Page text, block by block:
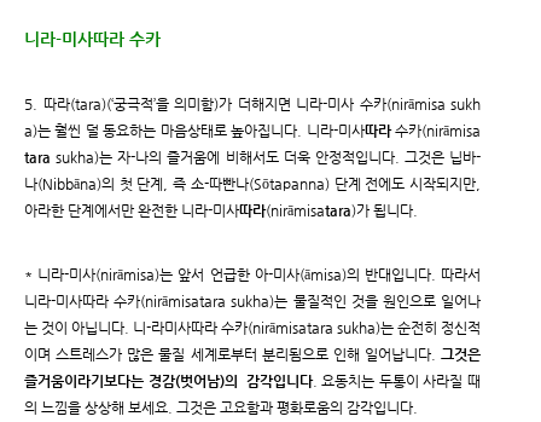
니라-미사따라 수카
5. 따라(tara)(‘궁극적’을 의미함)가 더해지면 니라-미사 수카(nirāmisa sukh
a)는 훨씬 덜 동요하는 마음상태로 높아집니다. 니라-미사따라수카(nirāmisa
tara sukha)는 자-나의 즐거움에 비해서도 더욱 안정적입니다. 그것은 닙바-
나(Nibbāna)의 첫 단계, 즉 소-따빤나(Sōtapanna) 단계 전에도 시작되지만,
아라한 단계에서만 완전한 니라-미사따라(nirāmisatara)가 됩니다.
* 니라-미사(nirāmisa)는 앞서 언급한 아-미사(āmisa)의 반대입니다. 따라서
니라-미사따라 수카(nirāmisatara sukha)는 물질적인 것을 원인으로 일어나
는 것이 아닙니다. 니-라미사따라 수카(nirāmisatara sukha)는 순전히 정신적
이며 스트레스가 많은 물질 세계로부터 분리됨으로 인해 일어납니다. 그것은
즐거움이라기보다는 경감(벗어남)의 감각입니다. 요동치는 두통이 사라질 때
의 느낌을 상상해 보세요. 그것은 고요함과 평화로움의 감각입니다.